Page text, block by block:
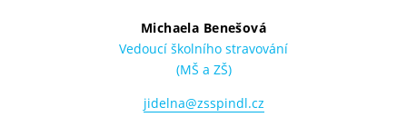
Michaela Benešová
Vedoucí školního stravování
(MŠ a ZŠ)
jidelna@zsspindl.cz